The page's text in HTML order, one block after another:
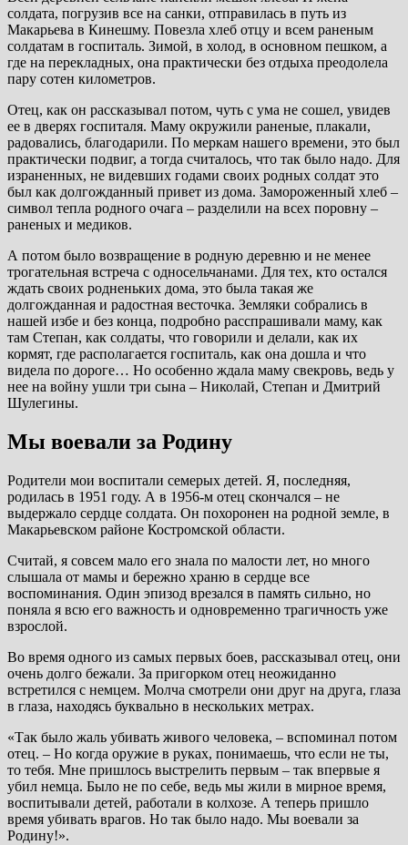
солдата, погрузив все на санки, отправилась в путь из
Макарьева в Кинешму. Повезла хлеб отцу и всем раненым
солдатам в госпиталь. Зимой, в холод, в основном пешком, а
где на перекладных, она практически без отдыха преодолела
пару сотен километров.
Отец, как он рассказывал потом, чуть с ума не сошел, увидев
ее в дверях госпиталя. Маму окружили раненые, плакали,
радовались, благодарили. По меркам нашего времени, это был
практически подвиг, а тогда считалось, что так было надо. Для
израненных, не видевших годами своих родных солдат это
был как долгожданный привет из дома. Замороженный хлеб –
символ тепла родного очага – разделили на всех поровну –
раненых и медиков.
А потом было возвращение в родную деревню и не менее
трогательная встреча с односельчанами. Для тех, кто остался
ждать своих родненьких дома, это была такая же
долгожданная и радостная весточка. Земляки собрались в
нашей избе и без конца, подробно расспрашивали маму, как
там Степан, как солдаты, что говорили и делали, как их
кормят, где располагается госпиталь, как она дошла и что
видела по дороге… Но особенно ждала маму свекровь, ведь у
нее на войну ушли три сына – Николай, Степан и Дмитрий
Шулегины.
Мы воевали за Родину
Родители мои воспитали семерых детей. Я, последняя,
родилась в 1951 году. А в 1956-м отец скончался – не
выдержало сердце солдата. Он похоронен на родной земле, в
Макарьевском районе Костромской области.
Считай, я совсем мало его знала по малости лет, но много
слышала от мамы и бережно храню в сердце все
воспоминания. Один эпизод врезался в память сильно, но
поняла я всю его важность и одновременно трагичность уже
взрослой.
Во время одного из самых первых боев, рассказывал отец, они
очень долго бежали. За пригорком отец неожиданно
встретился с немцем. Молча смотрели они друг на друга, глаза
в глаза, находясь буквально в нескольких метрах.
«Так было жаль убивать живого человека, – вспоминал потом
отец. – Но когда оружие в руках, понимаешь, что если не ты,
то тебя. Мне пришлось выстрелить первым – так впервые я
убил немца. Было не по себе, ведь мы жили в мирное время,
воспитывали детей, работали в колхозе. А теперь пришло
время убивать врагов. Но так было надо. Мы воевали за
Родину!».